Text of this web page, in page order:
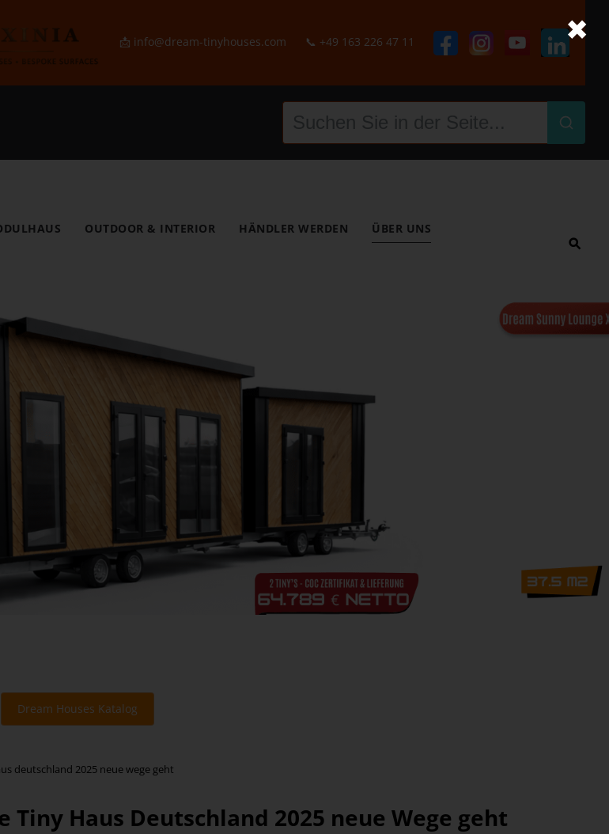
📩 info@dream-tinyhouses.com 📞 +49 163 226 47 11
OUTDOOR & INTERIOR HÄNDLER WERDEN ÜBER UNS
Dream Houses Katalog
deutschland 2025 neue wege geht
Haus Deutschland 2025 neue Wege geht
✖